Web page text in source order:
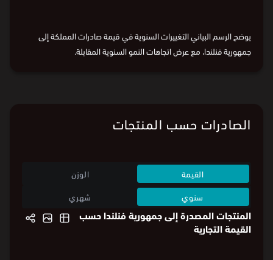
يوضح الرسم البياني التغييرات السنوية في قيمة صادرات المملكة إلى
جمهورية فنلندا، مع عرض اتجاهات النمو السنوية المقابلة.
الصادرات حسب المنتجات
القيمة
الوزن
سنوي
شهري
المنتجات المصدرة إلى جمهورية فنلندا حسب
القيمة التجارية